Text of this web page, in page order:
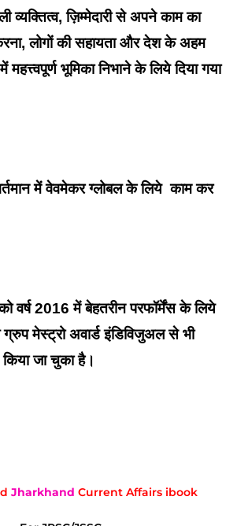
व्यक्तित्व, ज़िम्मेदारी से अपने काम का
लोगों की सहायता और देश के अहम
महत्त्वपूर्ण भूमिका निभाने के लिये दिया गया
में वेवमेकर ग्लोबल के लिये  काम कर
वर्ष 2016 में बेहतरीन परफॉर्मेंस के लिये
मेस्ट्रो अवार्ड इंडिविजुअल से भी
किया जा चुका है।
Jharkhand Current Affairs ibook